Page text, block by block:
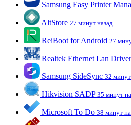
Samsung Easy Printer
AltStore 27 минут назад
ReiBoot for Android 27
Realtek Ethernet Lan Driver
Samsung SideSync 32
Hikvision SADP 35 минут
Microsoft To Do 38 минут